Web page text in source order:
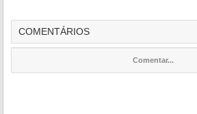
COMENTÁRIOS
Comentar...